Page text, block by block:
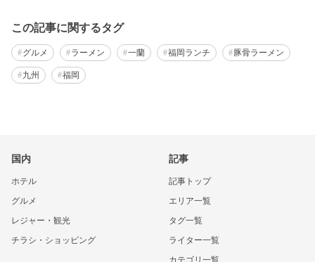
この記事に関するタグ
グルメ ラーメン 一蘭 福岡ランチ 豚骨ラーメン
九州 福岡
国内
ホテル
グルメ
レジャー・観光
チラシ・ショッピング
記事
記事トップ
エリア一覧
タグ一覧
ライター一覧
カテゴリ一覧